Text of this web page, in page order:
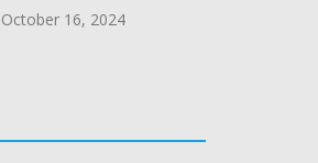
October 16, 2024